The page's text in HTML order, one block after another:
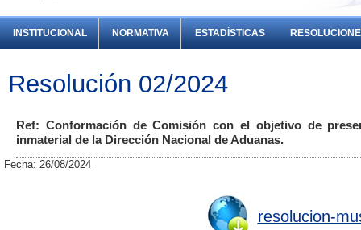
INSTITUCIONAL NORMATIVA ESTADÍSTICAS
Resolución 02/2024
Ref: Conformación de Comisión con el objetivo de
inmaterial de la Dirección Nacional de Aduanas.
Fecha: 26/08/2024
resolucion-